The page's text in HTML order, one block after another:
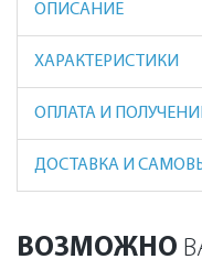
ОПИСАНИЕ
ХАРАКТЕРИСТИКИ
ОПЛАТА И
ДОСТАВКА И
ВОЗМОЖНО